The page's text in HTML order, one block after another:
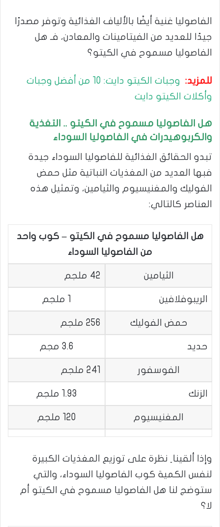
الفاصوليا غنية أيضًا بالألياف الغذائية وتوفر مصدرًا
جيدًا للعديد من الفيتامينات والمعادن، فـ هل
الفاصوليا مسموح في الكيتو؟
للمزيد:
وجبات الكيتو دايت: 10 من أفضل وجبات
وأكلات الكيتو دايت
هل الفاصوليا مسموح في الكيتو .. التغذية
والكربوهيدرات في الفاصوليا السوداء
تبدو الحقائق الغذائية للفاصوليا السوداء جيدة
فبها العديد من المغذيات النباتية مثل حمض
الفوليك والمغنيسيوم والثيامين، وتمثيل هذه
العناصر كالتالي:
هل الفاصوليا مسموح في الكيتو – كوب واحد
من الفاصوليا السوداء
الثيامين 42 ملجم
الريبوفلافين 1 ملجم
حمض الفوليك 256 ملجم
حديد 3.6 مجم
الفوسفور 241 ملجم
الزنك 1.93 ملجم
المغنيسيوم 120 ملجم
وإذا ألقينا ِ نظرة على توزيع المغذيات الكبيرة
لنفس الكمية كوب الفاصوليا السوداء، والتي
ستوضج لنا هل الفاصوليا مسموح في الكيتو أم
لا؟